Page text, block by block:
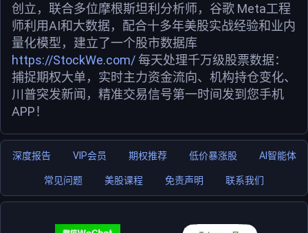
创立，联合多位摩根斯坦利分析师，谷歌 Meta工程
师利用AI和大数据，配合十多年美股实战经验和业内
量化模型，建立了一个股市数据库
https://StockWe.com/每天处理千万级股票数据：
捕捉期权大单，实时主力资金流向、机构持仓变化、
川普突发新闻，精准交易信号第一时间发到您手机
APP！
深度报告 VIP会员 期权推荐 低价暴涨股 AI智能体
常见问题 美股课程 免责声明 联系我们